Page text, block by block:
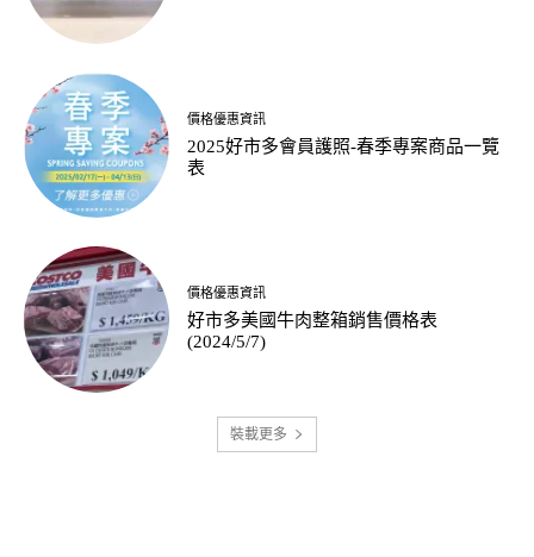
價格優惠資訊
2025好市多會員護照-春季專案商品一覽
表
價格優惠資訊
好市多美國牛肉整箱銷售價格表
(2024/5/7)
裝載更多